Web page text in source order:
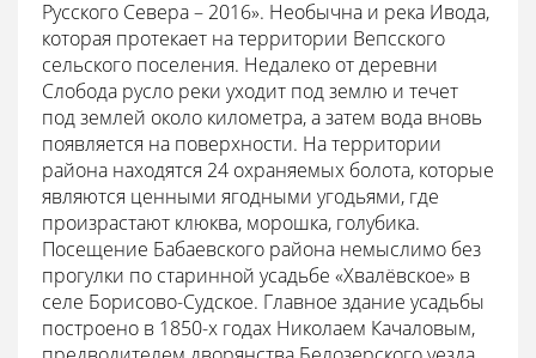
Русского Севера – 2016». Необычна и река Ивода,
которая протекает на территории Вепсского
сельского поселения. Недалеко от деревни
Слобода русло реки уходит под землю и течет
под землей около километра, а затем вода вновь
появляется на поверхности. На территории
района находятся 24 охраняемых болота, которые
являются ценными ягодными угодьями, где
произрастают клюква, морошка, голубика.
Посещение Бабаевского района немыслимо без
прогулки по старинной усадьбе «Хвалёвское» в
селе Борисово-Судское. Главное здание усадьбы
построено в 1850-х годах Николаем Качаловым,